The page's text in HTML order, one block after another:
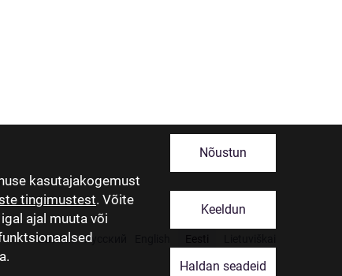
kasutajakogemust
tingimustest. Võite
ajal muuta või
Nõustun
Keeldun
Haldan seadeid
Latviski Русский